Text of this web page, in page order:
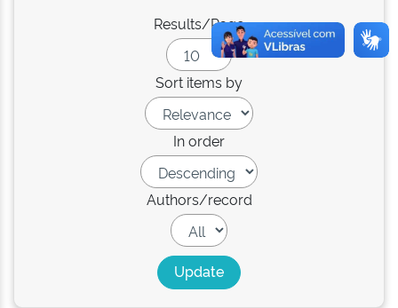
Results/Page
Sort items by
In order
Authors/record